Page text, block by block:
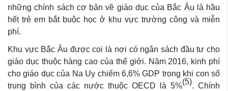
những chính sách cơ bản về giáo dục của Bắc Âu là hầu
hết trẻ em bắt buộc học ở khu vực trường công và miễn
phí.
Khu vực Bắc Âu được coi là nơi có ngân sách đầu tư cho
giáo dục thuộc hàng cao của thế giới. Năm 2016, kinh phí
cho giáo dục của Na Uy chiếm 6,6% GDP trong khi con số
trung bình của các nước thuộc OECD là 5%(5). Chính